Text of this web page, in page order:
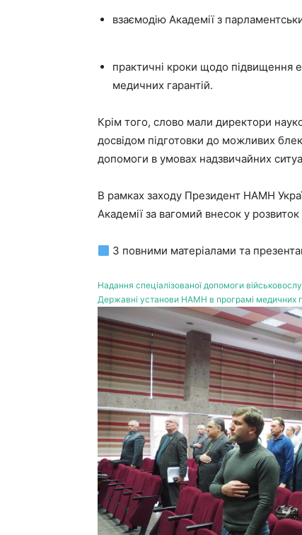
взаємодію Академії з
практичні кроки щодо підвищення
медичних гарантій.
Крім того, слово мали директори
досвідом підготовки до можливих
допомоги в умовах надзвичайних
В рамках заходу Президент НАМН
Академії за вагомий внесок у
З повними матеріалами та
Надання спеціалізованої допомоги
Державні установи НАМН в програмі медичних